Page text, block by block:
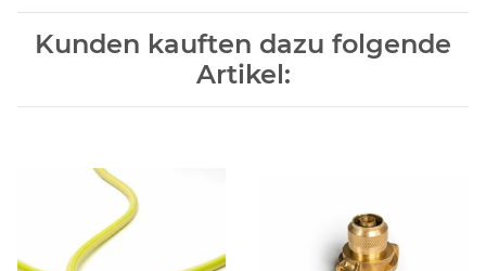
Kunden kauften dazu folgende
Artikel: